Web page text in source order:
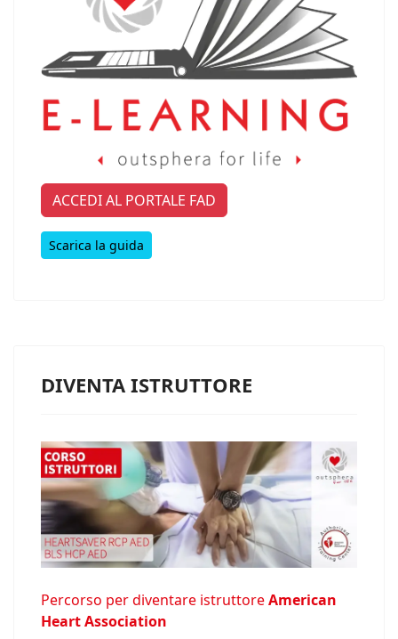
ACCEDI AL PORTALE FAD
Scarica la guida
DIVENTA ISTRUTTORE
Percorso per diventare istruttoreAmerican
Heart Association